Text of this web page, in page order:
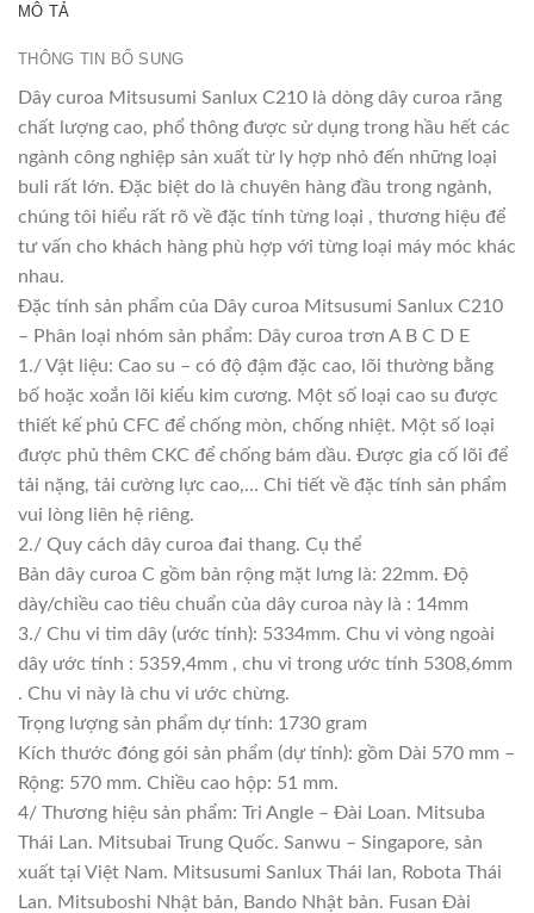
MÔ TẢ
THÔNG TIN BỔ SUNG
Dây curoa Mitsusumi Sanlux C210 là dòng dây curoa răng
chất lượng cao, phổ thông được sử dụng trong hầu hết các
ngành công nghiệp sản xuất từ ly hợp nhỏ đến những loại
buli rất lớn. Đặc biệt do là chuyên hàng đầu trong ngành,
chúng tôi hiểu rất rõ về đặc tính từng loại , thương hiệu để
tư vấn cho khách hàng phù hợp với từng loại máy móc khác
nhau.
Đặc tính sản phẩm của Dây curoa Mitsusumi Sanlux C210
– Phân loại nhóm sản phẩm: Dây curoa trơn A B C D E
1./ Vật liệu: Cao su – có độ đậm đặc cao, lõi thường bằng
bố hoặc xoắn lõi kiểu kim cương. Một số loại cao su được
thiết kế phủ CFC để chống mòn, chống nhiệt. Một số loại
được phủ thêm CKC để chống bám dầu. Được gia cố lõi để
tải nặng, tải cường lực cao,… Chi tiết về đặc tính sản phẩm
vui lòng liên hệ riêng.
2./ Quy cách dây curoa đai thang. Cụ thể
Bản dây curoa C gồm bản rộng mặt lưng là: 22mm. Độ
dày/chiều cao tiêu chuẩn của dây curoa này là : 14mm
3./ Chu vi tim dây (ước tính): 5334mm. Chu vi vòng ngoài
dây ước tính : 5359,4mm , chu vi trong ước tính 5308,6mm
. Chu vi này là chu vi ước chừng.
Trọng lượng sản phẩm dự tính: 1730 gram
Kích thước đóng gói sản phẩm (dự tính): gồm Dài 570 mm –
Rộng: 570 mm. Chiều cao hộp: 51 mm.
4/ Thương hiệu sản phẩm: Tri Angle – Đài Loan. Mitsuba
Thái Lan. Mitsubai Trung Quốc. Sanwu – Singapore, sản
xuất tại Việt Nam. Mitsusumi Sanlux Thái lan, Robota Thái
Lan. Mitsuboshi Nhật bản, Bando Nhật bản. Fusan Đài